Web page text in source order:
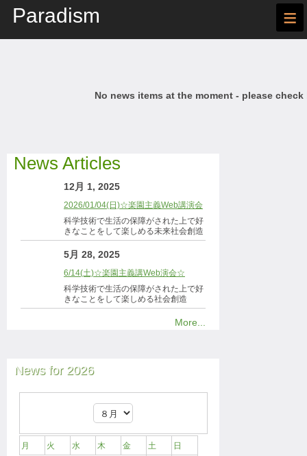
Paradism ≡
No news items at the moment - please
News Articles
12月 1, 2025
2026/01/04(日)☆楽園主義Web講演会
科学技術で生活の保障がされた上で好
きなことをして楽しめる未来社会創造
5月 28, 2025
6/14(土)☆楽園主義講Web演会☆
科学技術で生活の保障がされた上で好
きなことをして楽しめる社会創造
More...
News for 2026
月 火 水 木 金 土
日